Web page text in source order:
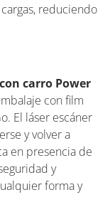
reduciendo
carro Power
con film
El láser escáner
y volver a
en presencia de
y
forma y